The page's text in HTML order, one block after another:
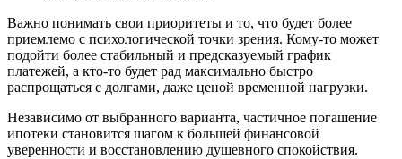
Важно понимать свои приоритеты и то, что будет более
приемлемо с психологической точки зрения. Кому-то может
подойти более стабильный и предсказуемый график
платежей, а кто-то будет рад максимально быстро
распрощаться с долгами, даже ценой временной нагрузки.
Независимо от выбранного варианта, частичное погашение
ипотеки становится шагом к большей финансовой
уверенности и восстановлению душевного спокойствия.